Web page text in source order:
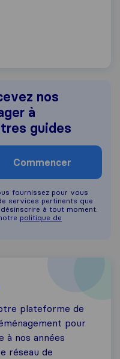
nos
à
guides
Commencer
fournissez pour vous
services pertinents que
à tout moment.
politique de
plateforme de
pour
à nos années
réseau de